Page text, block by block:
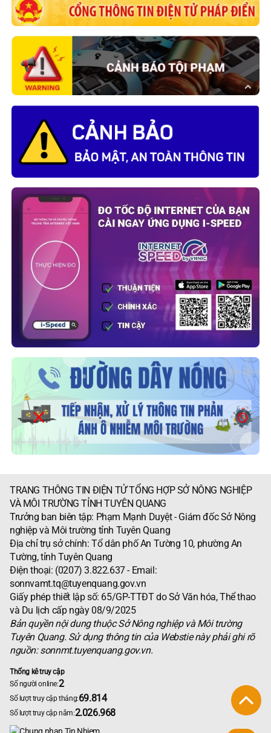
TRANG THÔNG TIN ĐIỆN TỬ TỔNG HỢP SỞ NÔNG NGHIỆP
VÀ MÔI TRƯỜNG TỈNH TUYÊN QUANG
Trưởng ban biên tập: Phạm Mạnh Duyệt - Giám đốc Sở Nông
nghiệp và Môi trường tỉnh Tuyên Quang
Địa chỉ trụ sở chính: Tổ dân phố An Tường 10, phường An
Tường, tỉnh Tuyên Quang
Điện thoại: (0207) 3.822.637 - Email:
sonnvamt.tq@tuyenquang.gov.vn
Giấy phép thiết lập số: 65/GP-TTĐT do Sở Văn hóa, Thể thao
và Du lịch cấp ngày 08/9/2025
Bản quyền nội dung thuộc Sở Nông nghiệp và Môi trường
Tuyên Quang. Sử dụng thông tin của Webstie này phải ghi rõ
nguồn: sonnmt.tuyenquang.gov.vn.
Thống kê truy cập
Số người online:2
Số lượt truy cập tháng:69.814
Số lượt truy cập năm:2.026.968